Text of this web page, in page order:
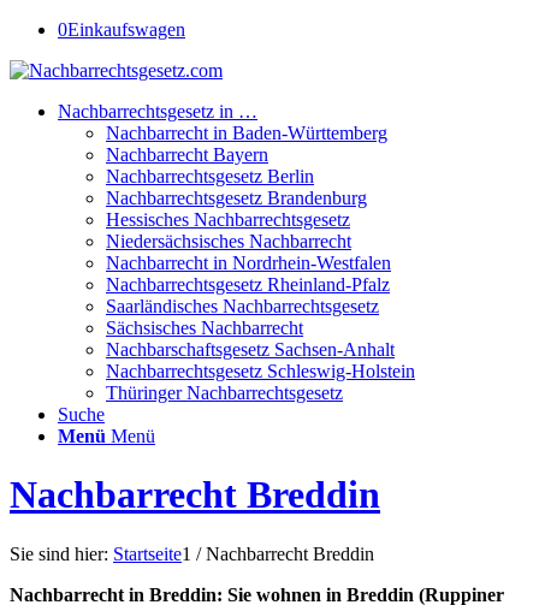
0Einkaufswagen
Nachbarrechtsgesetz in …
Nachbarrecht in Baden-Württemberg
Nachbarrecht Bayern
Nachbarrechtsgesetz Berlin
Nachbarrechtsgesetz Brandenburg
Hessisches Nachbarrechtsgesetz
Niedersächsisches Nachbarrecht
Nachbarrecht in Nordrhein-Westfalen
Nachbarrechtsgesetz Rheinland-Pfalz
Saarländisches Nachbarrechtsgesetz
Sächsisches Nachbarrecht
Nachbarschaftsgesetz Sachsen-Anhalt
Nachbarrechtsgesetz Schleswig-Holstein
Thüringer Nachbarrechtsgesetz
Suche
Menü Menü
Nachbarrecht Breddin
Sie sind hier: Startseite1 / Nachbarrecht Breddin
Nachbarrecht in Breddin: Sie wohnen in Breddin (Ruppiner